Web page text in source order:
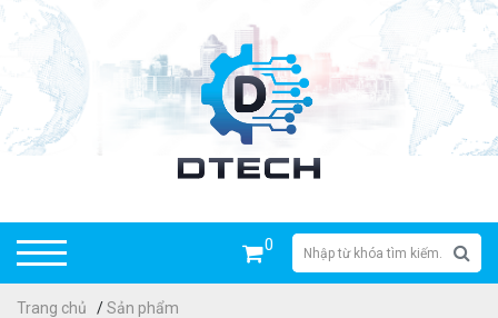
0
Trang chủ /Sản phẩm